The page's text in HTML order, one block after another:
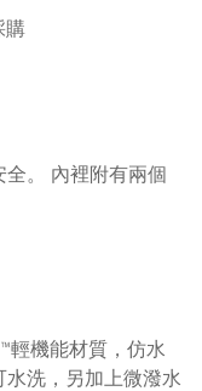
購
節 |
。 內裡附有兩個
物。
選 |
輕機能材質，仿水
洗，另加上微潑水